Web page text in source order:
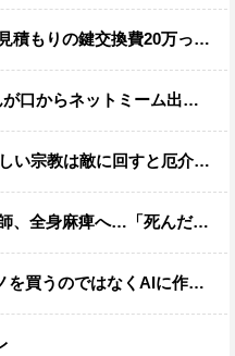
すか？」不動産屋「鍵を新しい物に交換したのです」
きて好感持てる」←10万いいねwwxwxwwwww
と厄介ニャ【異世界行ったら本気だす】
麻痺へ…「死んだほうが良い」
くAIに作らせる時代が到来ｗｗｗｗ